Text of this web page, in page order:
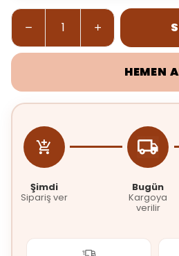
HEMEN
Şimdi
Sipariş ver
Bugün
Kargoya
verilir